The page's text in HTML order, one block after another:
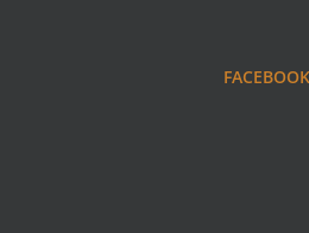
FACEBOOK